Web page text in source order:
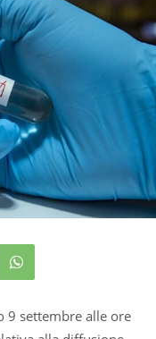
9 settembre alle ore